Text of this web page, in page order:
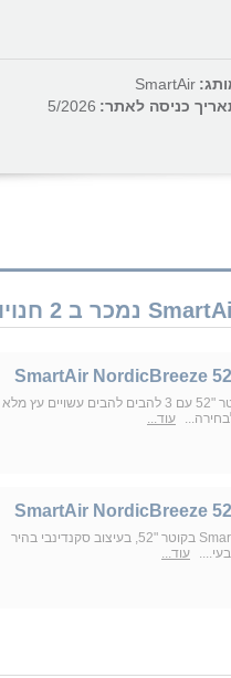
SmartAir
כניסה לאתר: 5/2026
מאוורר תקרה מעוצב ואלגנטי בקוטר "52 עם 3 להבים להבים עשויים עץ מלא
עוד...
מאוורר תקרה SmartAir NordicBreeze בקוטר "52, בעיצוב סקנדינבי בהיר
עוד...